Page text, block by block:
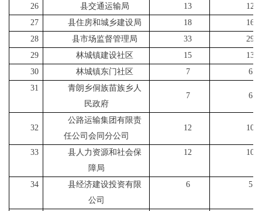
26
县交通运输局 13
12
27
县住房和城乡建设局 18
16
28
县市场监督管理局 33
29
29
林城镇建设社区 15
13
30
林城镇东门社区 7
6
31
青朗乡侗族苗族乡人
民政府
7 6
32
公路运输集团有限责
任公司会同分公司
12 10
33
县人力资源和社会保
障局
12 10
34
县经济建设投资有限
公司
6 5